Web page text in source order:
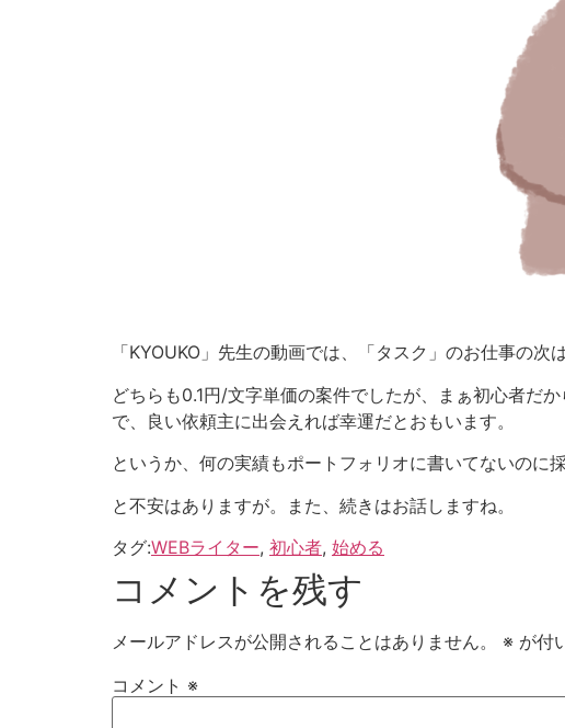
「KYOUKO」先生の動画では、「タスク」のお仕事の
どちらも0.1円/文字単価の案件でしたが、まぁ初心者だ
で、良い依頼主に出会えれば幸運だとおもいます。
というか、何の実績もポートフォリオに書いてないのに
と不安はありますが。また、続きはお話しますね。
タグ:WEBライター, 初心者, 始める
コメントを残す
メールアドレスが公開されることはありません。 ※ が付
コメント ※